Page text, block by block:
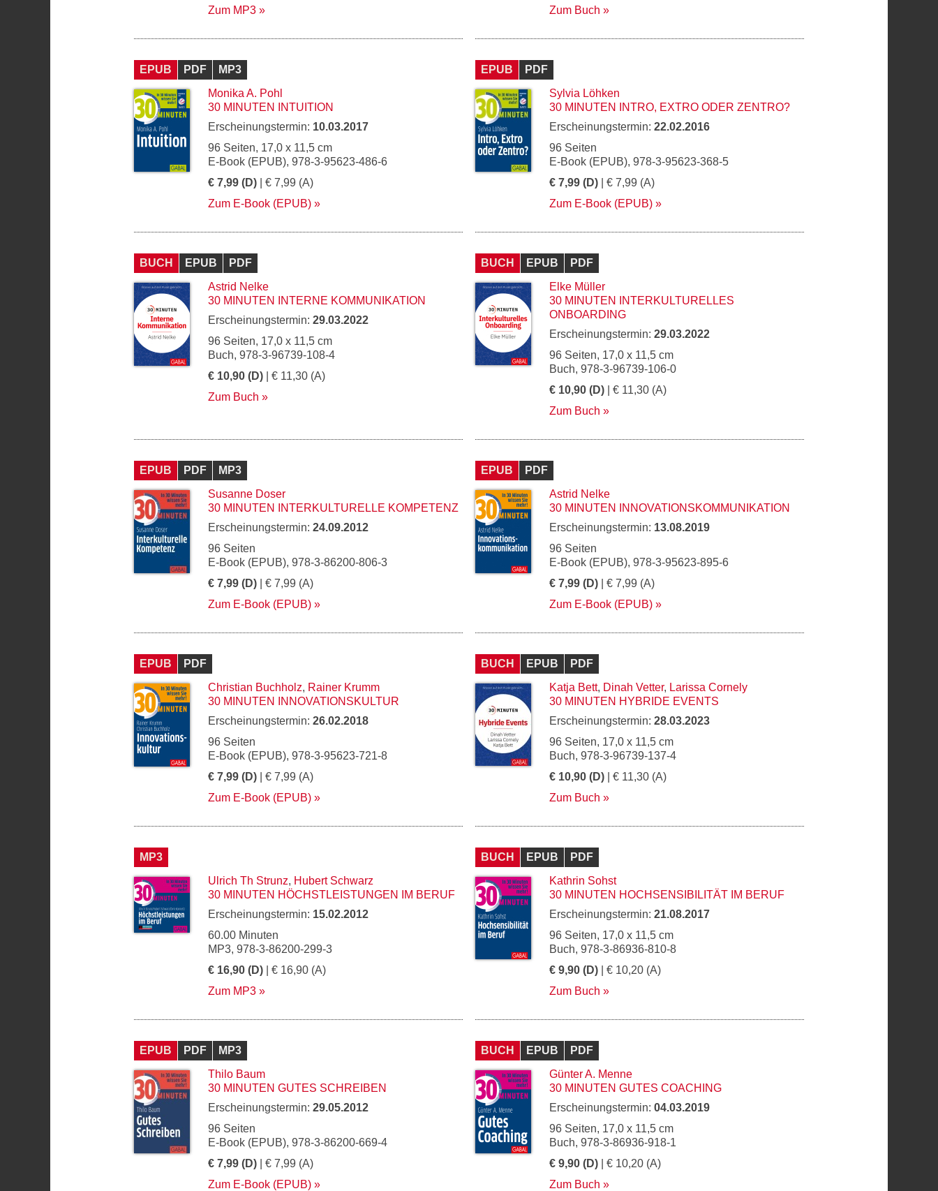
Zum MP3
Zum Buch
EPUB PDF
MP3
Monika A. Pohl
30 MINUTEN INTUITION
Erscheinungstermin: 10.03.2017
96 Seiten, 17,0 x 11,5 cm
E-Book (EPUB), 978-3-95623-486-6
€ 7,99 (D) | € 7,99 (A)
Zum E-Book (EPUB)
EPUB
PDF
Sylvia Löhken
30 MINUTEN INTRO, EXTRO ODER ZENTRO?
Erscheinungstermin: 22.02.2016
96 Seiten
E-Book (EPUB), 978-3-95623-368-5
€ 7,99 (D) | € 7,99 (A)
Zum E-Book (EPUB)
BUCH EPUB
PDF
Astrid Nelke
30 MINUTEN INTERNE KOMMUNIKATION
Erscheinungstermin: 29.03.2022
96 Seiten, 17,0 x 11,5 cm
Buch, 978-3-96739-108-4
€ 10,90 (D) | € 11,30 (A)
Zum Buch
BUCH EPUB
PDF
Elke Müller
30 MINUTEN INTERKULTURELLES
ONBOARDING
Erscheinungstermin: 29.03.2022
96 Seiten, 17,0 x 11,5 cm
Buch, 978-3-96739-106-0
€ 10,90 (D) | € 11,30 (A)
Zum Buch
EPUB PDF
MP3
Susanne Doser
30 MINUTEN INTERKULTURELLE KOMPETENZ
Erscheinungstermin: 24.09.2012
96 Seiten
E-Book (EPUB), 978-3-86200-806-3
€ 7,99 (D) | € 7,99 (A)
Zum E-Book (EPUB)
EPUB
PDF
Astrid Nelke
30 MINUTEN INNOVATIONSKOMMUNIKATION
Erscheinungstermin: 13.08.2019
96 Seiten
E-Book (EPUB), 978-3-95623-895-6
€ 7,99 (D) | € 7,99 (A)
Zum E-Book (EPUB)
EPUB
PDF
Christian Buchholz, Rainer Krumm
30 MINUTEN INNOVATIONSKULTUR
Erscheinungstermin: 26.02.2018
96 Seiten
E-Book (EPUB), 978-3-95623-721-8
€ 7,99 (D) | € 7,99 (A)
Zum E-Book (EPUB)
BUCH EPUB
PDF
Katja Bett, Dinah Vetter, Larissa Cornely
30 MINUTEN HYBRIDE EVENTS
Erscheinungstermin: 28.03.2023
96 Seiten, 17,0 x 11,5 cm
Buch, 978-3-96739-137-4
€ 10,90 (D) | € 11,30 (A)
Zum Buch
MP3
Ulrich Th Strunz, Hubert Schwarz
30 MINUTEN HÖCHSTLEISTUNGEN IM BERUF
Erscheinungstermin: 15.02.2012
60.00 Minuten
MP3, 978-3-86200-299-3
€ 16,90 (D) | € 16,90 (A)
Zum MP3
BUCH EPUB
PDF
Kathrin Sohst
30 MINUTEN HOCHSENSIBILITÄT IM BERUF
Erscheinungstermin: 21.08.2017
96 Seiten, 17,0 x 11,5 cm
Buch, 978-3-86936-810-8
€ 9,90 (D) | € 10,20 (A)
Zum Buch
EPUB PDF
MP3
Thilo Baum
30 MINUTEN GUTES SCHREIBEN
Erscheinungstermin: 29.05.2012
96 Seiten
E-Book (EPUB), 978-3-86200-669-4
€ 7,99 (D) | € 7,99 (A)
Zum E-Book (EPUB)
BUCH EPUB
PDF
Günter A. Menne
30 MINUTEN GUTES COACHING
Erscheinungstermin: 04.03.2019
96 Seiten, 17,0 x 11,5 cm
Buch, 978-3-86936-918-1
€ 9,90 (D) | € 10,20 (A)
Zum Buch